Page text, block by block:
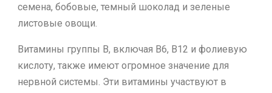
семена, бобовые, темный шоколад и зеленые
листовые овощи.
Витамины группы B, включая B6, B12 и фолиевую
кислоту, также имеют огромное значение для
нервной системы. Эти витамины участвуют в